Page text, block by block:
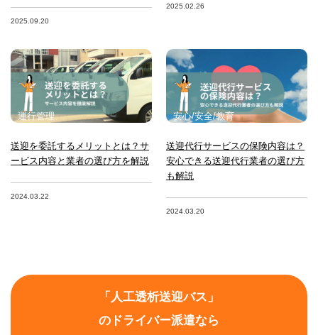
2025.09.20
2025.02.26
運行管理
送迎を委託するメリットとは？サ
ービス内容と業者の選び方を解説
2024.03.22
安心/安全/教育
送迎代行サービスの保険内容は？
安心できる送迎代行業者の選び方
も解説
2024.03.20
「人工透析送迎バス」
のドライバー派遣なら